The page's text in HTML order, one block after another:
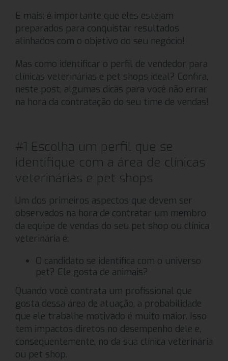
E mais: é importante que eles estejam
preparados para conquistar resultados
alinhados com o objetivo do seu negócio!
Mas como identificar o perfil de vendedor para
clínicas veterinárias e pet shops ideal? Confira,
neste post, algumas dicas para você não errar
na hora da contratação do seu time de vendas!
#1 Escolha um perfil que se
identifique com a área de clínicas
veterinárias e pet shops
Um dos primeiros aspectos que devem ser
observados na hora de contratar um membro
da equipe de vendas do seu pet shop ou clínica
veterinária é:
O candidato se identifica com o universo
pet? Ele gosta de animais?
Quando você contrata um profissional que
gosta dessa área de atuação, a probabilidade
que ele trabalhe motivado é muito maior. Isso
tem impactos diretos no desempenho dele e,
consequentemente, no da sua clínica veterinária
ou pet shop.